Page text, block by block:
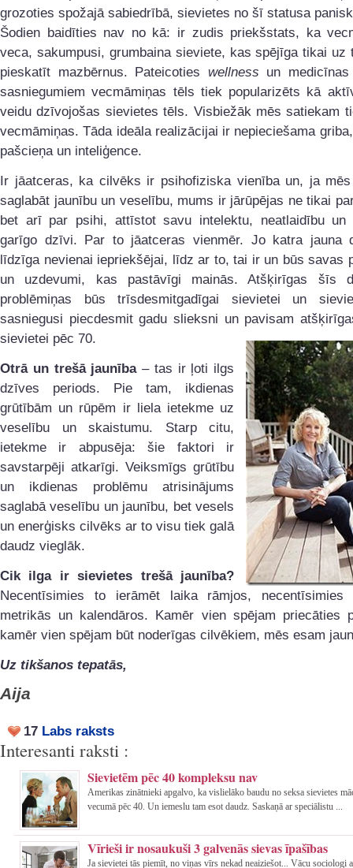
grozoties spožajā sabiedrībā, sievietes no šī statusa
Šodien baidīties nav no kā: ir zudis priekšstats, ka
veca, sakumpusi, grumbaina sieviete, kas spējīga tikai uz
pieskatīt mazbērnus. Pateicoties wellness un
sasniegumiem vecmāmiņas tēls tiek popularizēts kā
veidu dzīvojošas sievietes tēls. Visbiežāk mēs satiekam
vecmāmiņas. Tāda ideāla realizācijai ir nepieciešama
pašcieņa un inteliģence.
Ir jāatceras, ka cilvēks ir psihofiziska vienība un, ja
saglabāt jaunību un veselību, mums ir jārūpējas ne tikai
bet arī par psihi, attīstot savu intelektu, neatlaidību un
garīgo dzīvi. Par to jāatceras vienmēr. Jo katra jauna
līdzīga nevienai iepriekšējai, līdz ar to, tai ir un būs savas
un uzdevumi, kas pastāvīgi mainās. Atšķirīgas šīs
problēmiņas būs trīsdesmitgadīgai sievietei un
sasniegusi piecdesmit gadu slieksni un pavisam
sievietei pēc 70.
Otrā un trešā jaunība– tas ir ļoti ilgs
dzīves periods. Pie tam, ikdienas
grūtībām un rūpēm ir liela ietekme uz
veselību un skaistumu. Starp citu,
ietekme ir abpusēja: šie faktori ir
savstarpēji atkarīgi. Veiksmīgs grūtību
un ikdienas problēmu atrisinājums
saglabā veselību un jaunību, bet vesels
un enerģisks cilvēks ar to visu tiek galā
daudz vieglāk.
Cik ilga ir sievietes trešā jaunība?
Necentīsimies to ierāmēt laika rāmjos, necentīsimies
metrikās un kalendāros. Kamēr vien spējam priecāties
kamēr vien spējam būt noderīgas cilvēkiem, mēs esam
Uz tikšanos tepatās,
Aija
17 Labs raksts
Interesanti raksti :
Sievietēm pēc 40 kompleksu nav
Amerikas zinātnieki apgalvo, ka vislielāko baudu no seksa sievietes
vecumā pēc 40. Un iemeslu tam esot daudz. Saskaņā ar speciālistu ...
Vīrieši ir nosaukuši 3 galvenās sievas īpašības
Ja sievietei tās piemīt, no viņas vīrs nekad neaiziešot... Vācu sociologi